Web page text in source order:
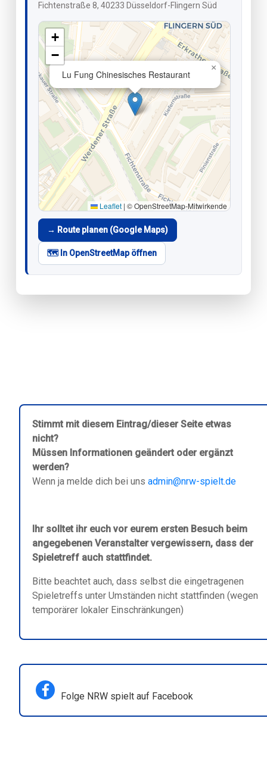
Fichtenstraße 8, 40233 Düsseldorf-Flingern Süd
Lu Fung Chinesisches Restaurant
×
+
−
Leaflet | © OpenStreetMap-Mitwirkende
→ Route planen (Google Maps)
🗺️ In OpenStreetMap öffnen
Stimmt mit diesem Eintrag/dieser Seite etwas
nicht?
Müssen Informationen geändert oder ergänzt
werden?
Wenn ja melde dich bei uns admin@nrw-spielt.de
Ihr solltet ihr euch vor eurem ersten Besuch beim
angegebenen Veranstalter vergewissern, dass der
Spieletreff auch stattfindet.
Bitte beachtet auch, dass selbst die eingetragenen
Spieletreffs unter Umständen nicht stattfinden (wegen
temporärer lokaler Einschränkungen)
Folge NRW spielt auf Facebook